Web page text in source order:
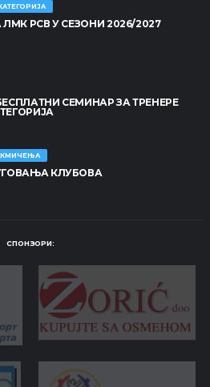
РСВ У СЕЗОНИ 2026/2027
СЕМИНАР ЗА ТРЕНЕРЕ
КЛУБОВА
СПОНЗОРИ: